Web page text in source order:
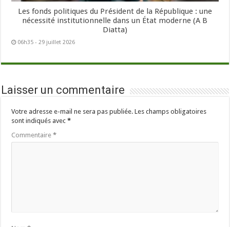
Les fonds politiques du Président de la République : une
nécessité institutionnelle dans un État moderne (A B
Diatta)
06h35 - 29 juillet 2026
Laisser un commentaire
Votre adresse e-mail ne sera pas publiée. Les champs obligatoires
sont indiqués avec*
Commentaire*